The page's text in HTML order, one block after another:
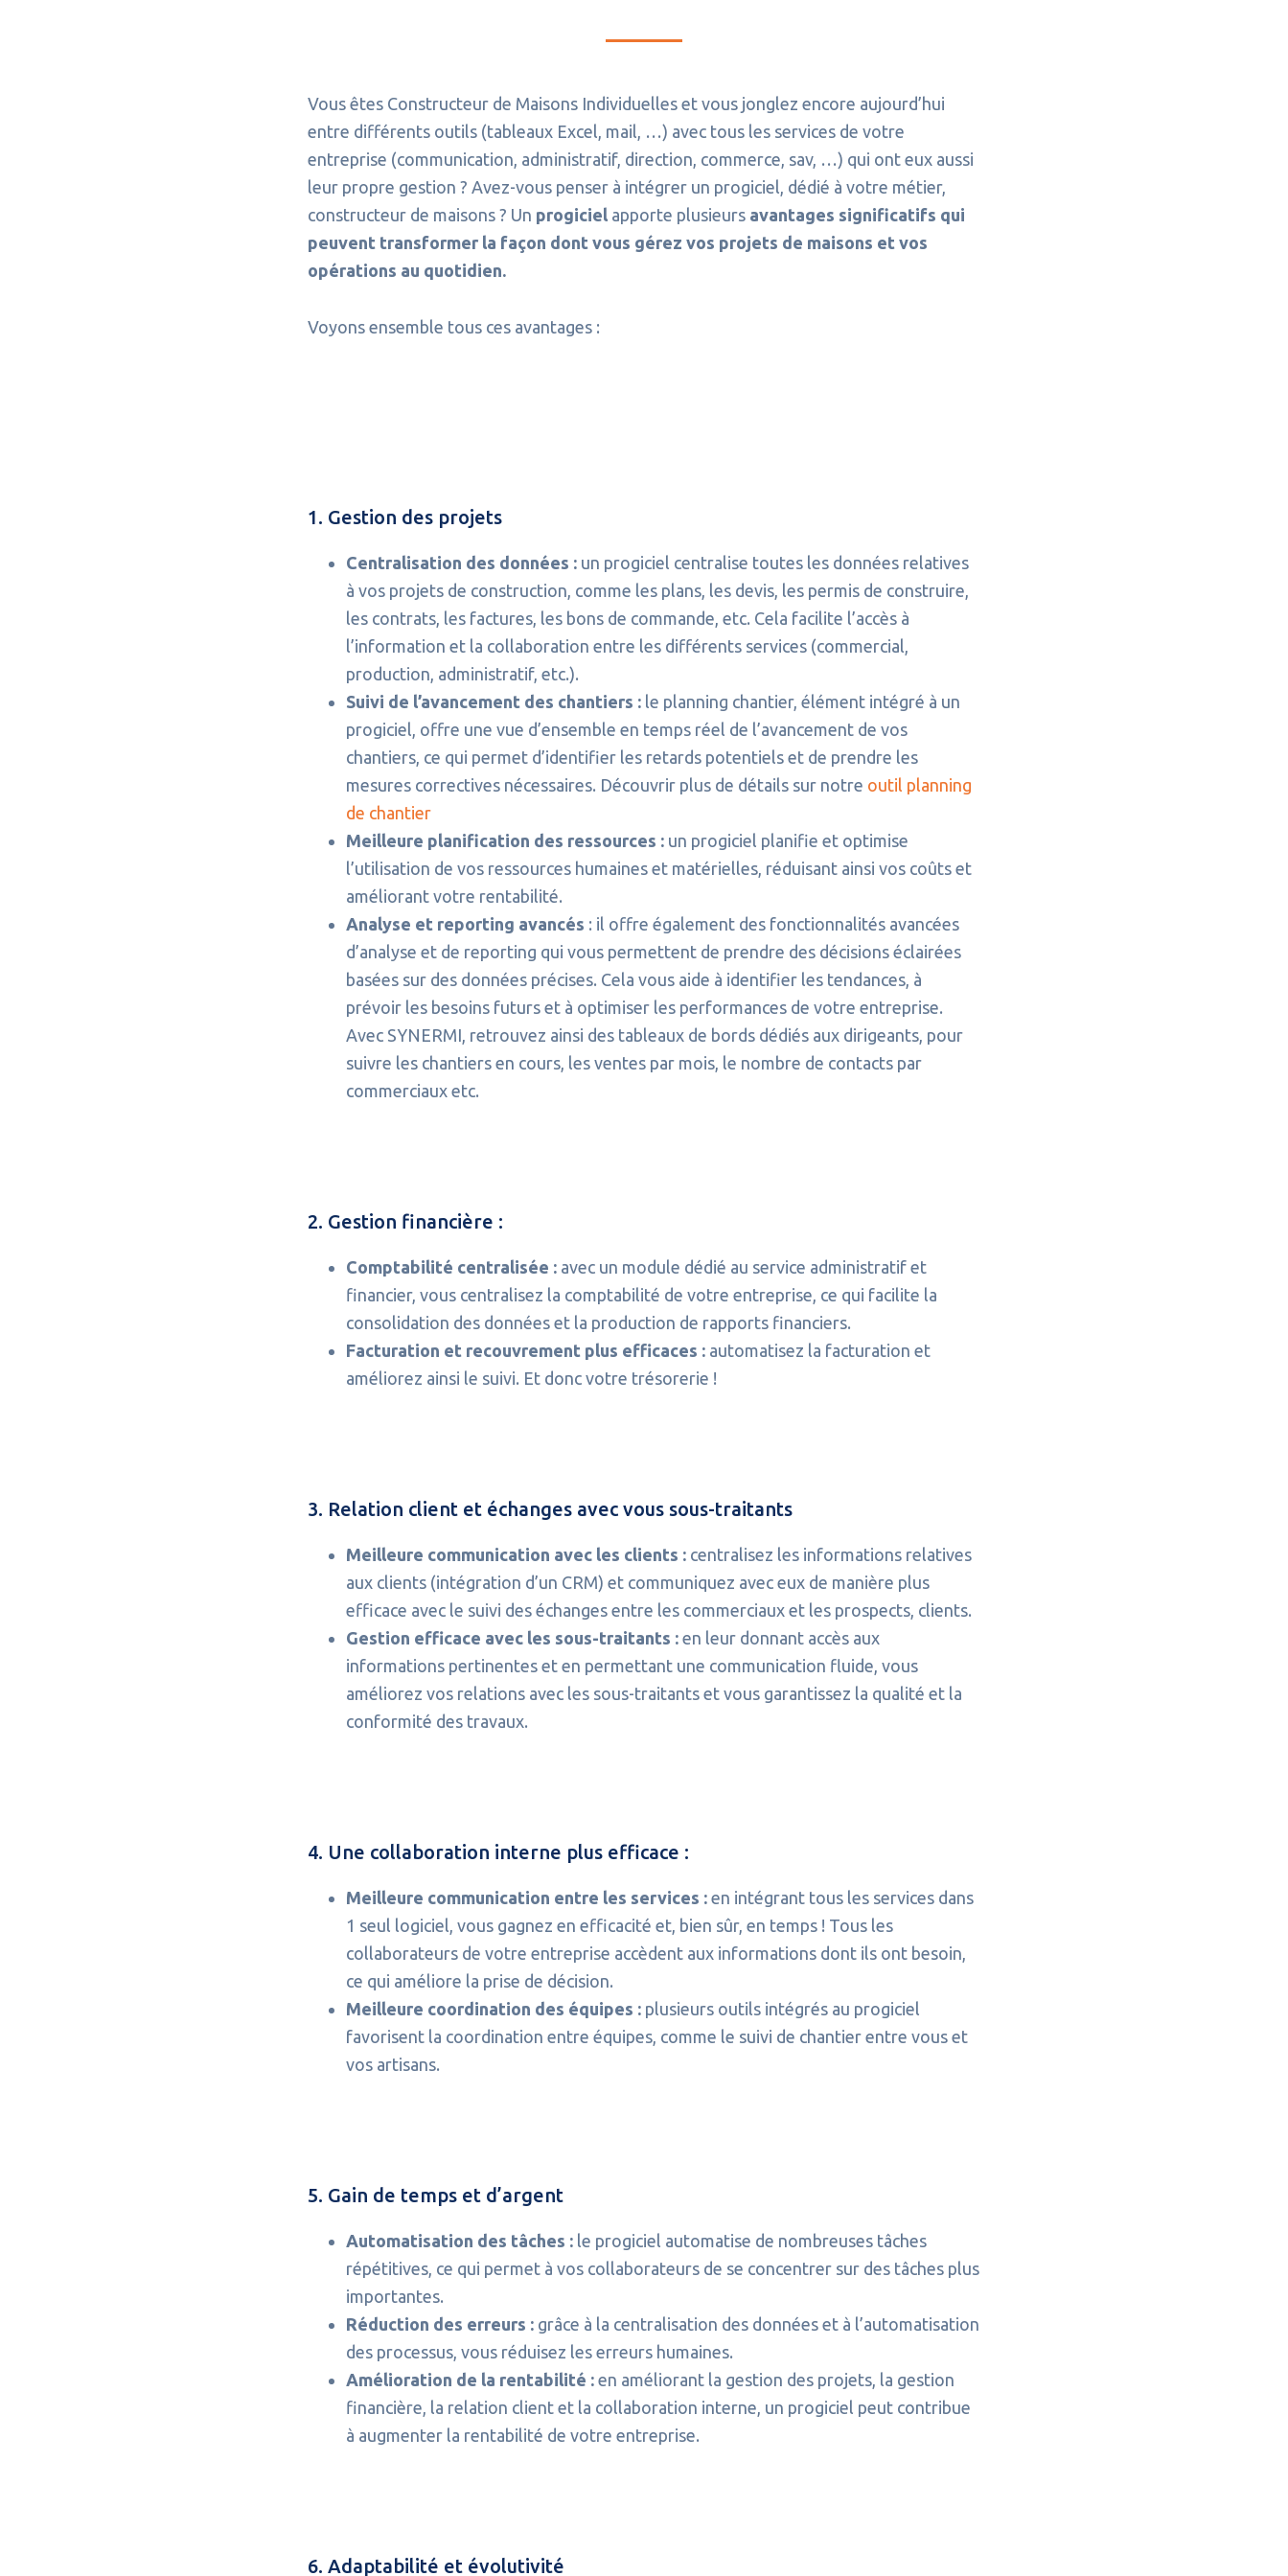
Vous êtes Constructeur de Maisons Individuelles et vous jonglez encore aujourd’hui
entre différents outils (tableaux Excel, mail, …) avec tous les services de votre
entreprise (communication, administratif, direction, commerce, sav, …) qui ont eux aussi
leur propre gestion ? Avez-vous penser à intégrer un progiciel, dédié à votre métier,
constructeur de maisons ? Un progiciel apporte plusieurs avantages significatifs qui
peuvent transformer la façon dont vous gérez vos projets de maisons et vos
opérations au quotidien.
Voyons ensemble tous ces avantages :
1. Gestion des projets
Centralisation des données : un progiciel centralise toutes les données relatives
à vos projets de construction, comme les plans, les devis, les permis de construire,
les contrats, les factures, les bons de commande, etc. Cela facilite l’accès à
l’information et la collaboration entre les différents services (commercial,
production, administratif, etc.).
Suivi de l’avancement des chantiers : le planning chantier, élément intégré à un
progiciel, offre une vue d’ensemble en temps réel de l’avancement de vos
chantiers, ce qui permet d’identifier les retards potentiels et de prendre les
mesures correctives nécessaires. Découvrir plus de détails sur notre outil planning
de chantier
Meilleure planification des ressources : un progiciel planifie et optimise
l’utilisation de vos ressources humaines et matérielles, réduisant ainsi vos coûts et
améliorant votre rentabilité.
Analyse et reporting avancés : il offre également des fonctionnalités avancées
d’analyse et de reporting qui vous permettent de prendre des décisions éclairées
basées sur des données précises. Cela vous aide à identifier les tendances, à
prévoir les besoins futurs et à optimiser les performances de votre entreprise.
Avec SYNERMI, retrouvez ainsi des tableaux de bords dédiés aux dirigeants, pour
suivre les chantiers en cours, les ventes par mois, le nombre de contacts par
commerciaux etc.
2. Gestion financière :
Comptabilité centralisée : avec un module dédié au service administratif et
financier, vous centralisez la comptabilité de votre entreprise, ce qui facilite la
consolidation des données et la production de rapports financiers.
Facturation et recouvrement plus efficaces : automatisez la facturation et
améliorez ainsi le suivi. Et donc votre trésorerie !
3. Relation client et échanges avec vous sous-traitants
Meilleure communication avec les clients : centralisez les informations relatives
aux clients (intégration d’un CRM) et communiquez avec eux de manière plus
efficace avec le suivi des échanges entre les commerciaux et les prospects, clients.
Gestion efficace avec les sous-traitants : en leur donnant accès aux
informations pertinentes et en permettant une communication fluide, vous
améliorez vos relations avec les sous-traitants et vous garantissez la qualité et la
conformité des travaux.
4. Une collaboration interne plus efficace :
Meilleure communication entre les services : en intégrant tous les services dans
1 seul logiciel, vous gagnez en efficacité et, bien sûr, en temps ! Tous les
collaborateurs de votre entreprise accèdent aux informations dont ils ont besoin,
ce qui améliore la prise de décision.
Meilleure coordination des équipes : plusieurs outils intégrés au progiciel
favorisent la coordination entre équipes, comme le suivi de chantier entre vous et
vos artisans.
5. Gain de temps et d’argent
Automatisation des tâches : le progiciel automatise de nombreuses tâches
répétitives, ce qui permet à vos collaborateurs de se concentrer sur des tâches plus
importantes.
Réduction des erreurs : grâce à la centralisation des données et à l’automatisation
des processus, vous réduisez les erreurs humaines.
Amélioration de la rentabilité : en améliorant la gestion des projets, la gestion
financière, la relation client et la collaboration interne, un progiciel peut contribue
à augmenter la rentabilité de votre entreprise.
6. Adaptabilité et évolutivité